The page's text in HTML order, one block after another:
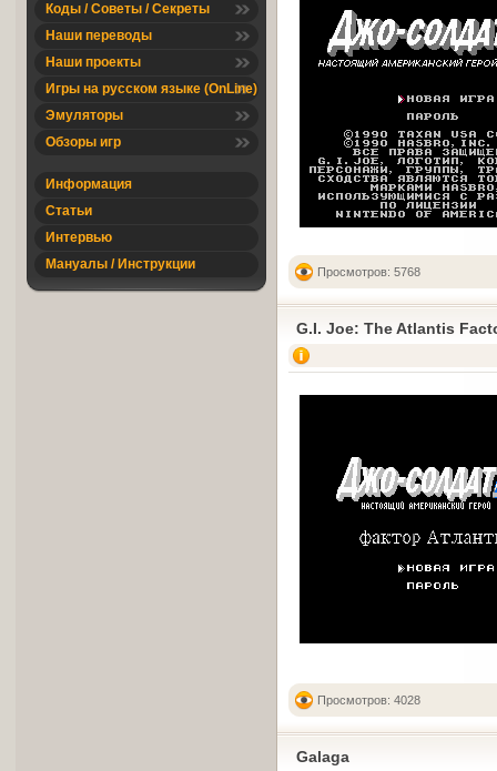
Коды / Советы / Секреты
Наши переводы
Наши проекты
Игры на русском языке (OnLine)
Эмуляторы
Обзоры игр
Информация
Статьи
Интервью
Мануалы / Инструкции
Просмотров: 5768
G.I. Joe: The Atlantis
Просмотров: 4028
Galaga